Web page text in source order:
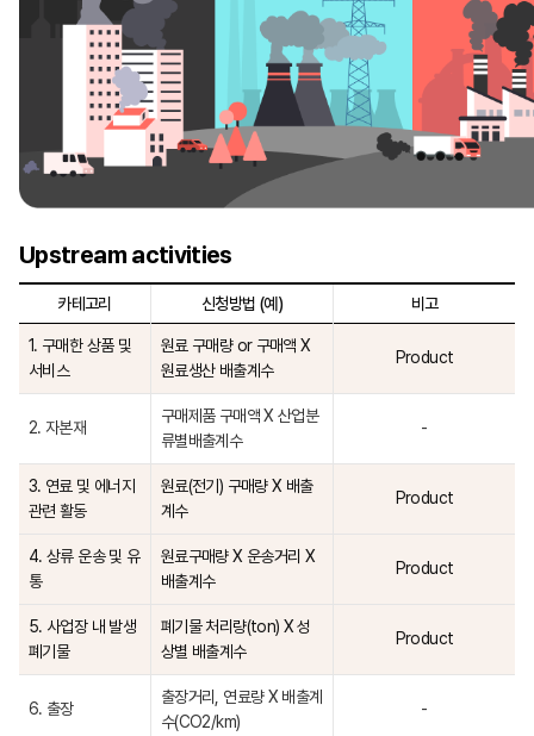
Upstream activities
카테고리 신청방법 (예) 비고
1. 구매한 상품 및
서비스
원료 구매량 or 구매액 X
원료생산 배출계수
Product
2. 자본재
구매제품 구매액 X 산업분
류별배출계수
-
3. 연료 및 에너지
관련 활동
원료(전기) 구매량 X 배출
계수
Product
4. 상류 운송 및 유
통
원료구매량 X 운송거리 X
배출계수
Product
5. 사업장 내 발생
폐기물
폐기물 처리량(ton) X 성
상별 배출계수
Product
6. 출장
출장거리, 연료량 X 배출계
수(CO2/km)
-